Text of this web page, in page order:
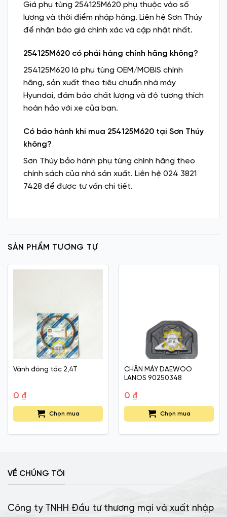
Giá phụ tùng 254125M620 phụ thuộc vào số
lượng và thời điểm nhập hàng. Liên hệ Sơn Thúy
để nhận báo giá chính xác và cập nhật nhất.
254125M620 có phải hàng chính hãng không?
254125M620 là phụ tùng OEM/MOBIS chính
hãng, sản xuất theo tiêu chuẩn nhà máy
Hyundai, đảm bảo chất lượng và độ tương thích
hoàn hảo với xe của bạn.
Có bảo hành khi mua 254125M620 tại Sơn Thúy
không?
Sơn Thúy bảo hành phụ tùng chính hãng theo
chính sách của nhà sản xuất. Liên hệ 024 3821
7428 để được tư vấn chi tiết.
SẢN PHẨM TƯƠNG TỰ
Vành đồng tốc 2,4T
0 ₫
Chọn mua
CHÂN MÁY DAEWOO
LANOS 90250348
0 ₫
Chọn mua
VỀ CHÚNG TÔI
Công ty TNHH Đầu tư thương mại và xuất nhập